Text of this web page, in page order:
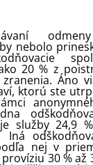
nebolo
20 % z
zranenia. Áno
ktorú ste
služby 24,9
Iná
nej v
30 % až